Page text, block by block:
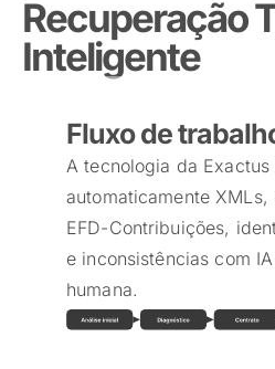
Recuperação
Inteligente
Fluxo de
A tecnologia da Exactus
automaticamente XMLs,
EFD-Contribuições,
e inconsistências com
humana.